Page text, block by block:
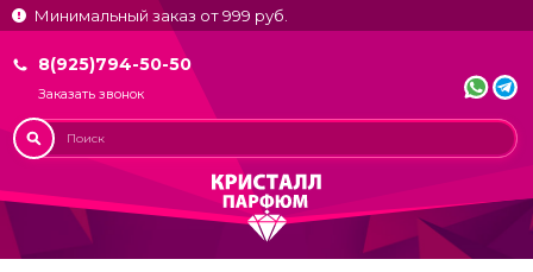
Минимальный заказ от 999 руб.
8(925)794-50-50
Заказать звонок